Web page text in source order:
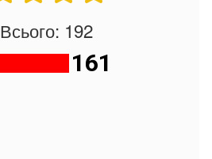
Всього: 192
161